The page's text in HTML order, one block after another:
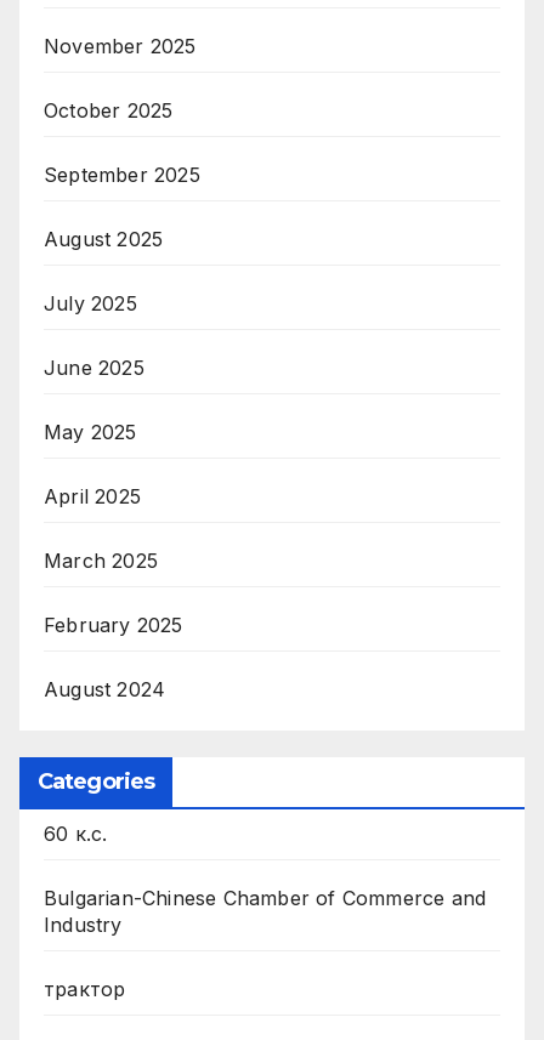
November 2025
October 2025
September 2025
August 2025
July 2025
June 2025
May 2025
April 2025
March 2025
February 2025
August 2024
Categories
60 к.с.
Bulgarian-Chinese Chamber of Commerce and
Industry
трактор